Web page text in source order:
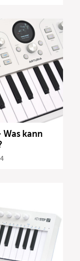
Was kann
4